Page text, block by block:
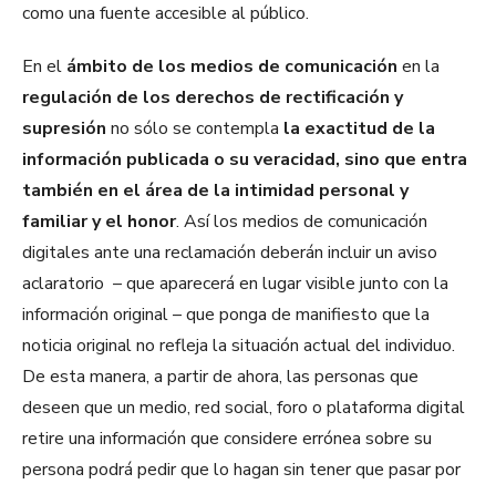
como una fuente accesible al público.
En el ámbito de los medios de comunicación en la
regulación de los derechos de rectificación y
supresión no sólo se contempla la exactitud de la
información publicada o su veracidad, sino que entra
también en el área de la intimidad personal y
familiar y el honor. Así los medios de comunicación
digitales ante una reclamación deberán incluir un aviso
aclaratorio – que aparecerá en lugar visible junto con la
información original – que ponga de manifiesto que la
noticia original no refleja la situación actual del individuo.
De esta manera, a partir de ahora, las personas que
deseen que un medio, red social, foro o plataforma digital
retire una información que considere errónea sobre su
persona podrá pedir que lo hagan sin tener que pasar por